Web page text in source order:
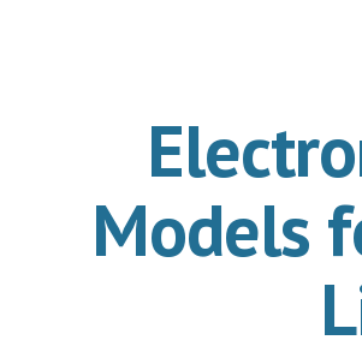
Models